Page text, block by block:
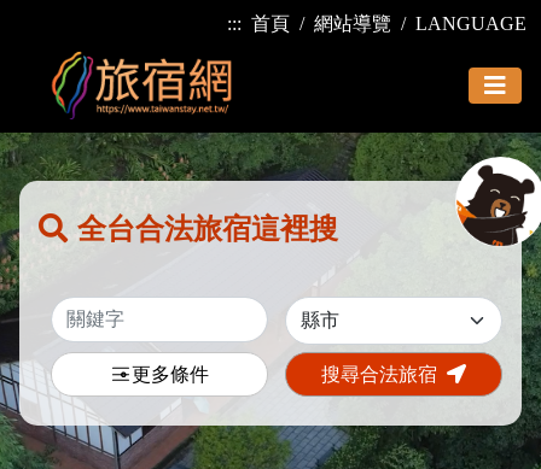
::: 首頁 網站導覽 LANGUAGE
全台合法旅宿這裡搜
更多條件 搜尋合法旅宿